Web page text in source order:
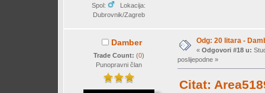
Spol:
Lokacija:
Dubrovnik/Zagreb
Damber
Trade Count: (0)
Punopravni član
Odg: 20 litara -
« Odgovori #18 u:
poslijepodne »
Citat: